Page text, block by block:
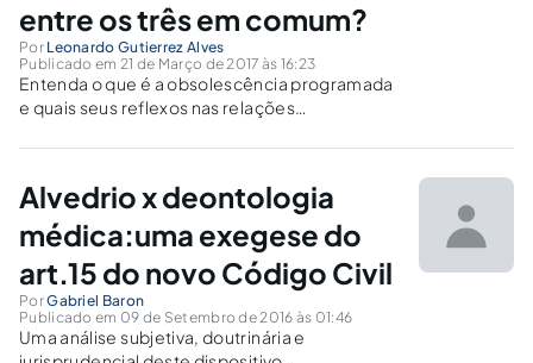
entre os três em comum?
Por Leonardo Gutierrez Alves
Publicado em 21 de Março de 2017 às 16:23
Entenda o que é a obsolescência programada
e quais seus reflexos nas relações
vem tratando o assunto e porque Zygmunt
suas previsões.
Alvedrio x deontologia
médica:uma exegese do
art.15 do novo Código Civil
PorGabriel Baron
Publicado em 09 de Setembro de 2016 às 01:46
Uma análise subjetiva, doutrinária e